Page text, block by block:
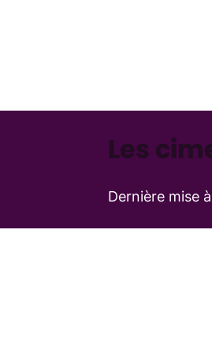
Les
Dernière mise